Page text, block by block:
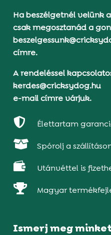
Ha beszélgetnél velünk
csak megosztanád a
címre.
A rendeléssel
kerdes@cricksydog.hu
e-mail címre várjuk.
 Élettartam
 Spórolj a
 Utánvéttel is
 Magyar
Ismerj meg